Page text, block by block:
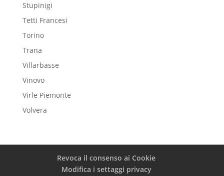
Stupinigi
Tetti Francesi
Torino
Trana
Villarbasse
Vinovo
Virle Piemonte
Volvera
Revoca il consenso ai Cookie
Modifica i settaggi privacy